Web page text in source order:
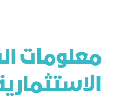
معلومات